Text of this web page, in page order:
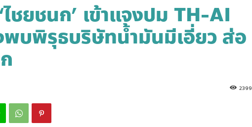
ชยชนก’ เข้าแจงปม TH-AI
บพิรุธบริษัทน้ำมันมีเอี่ยว ส่อ
2399